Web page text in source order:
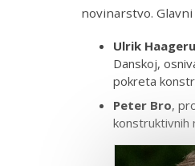
novinarstvo.
Ulrik
Danskoj,
pokreta
Peter Bro,
konstruktivnih